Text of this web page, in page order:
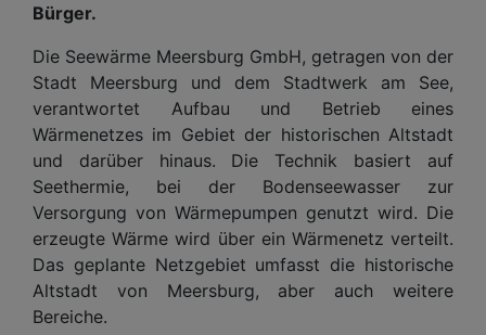
Bürger.
Die Seewärme Meersburg GmbH, getragen von der
Stadt Meersburg und dem Stadtwerk am See,
verantwortet Aufbau und Betrieb eines
Wärmenetzes im Gebiet der historischen Altstadt
und darüber hinaus. Die Technik basiert auf
Seethermie, bei der Bodenseewasser zur
Versorgung von Wärmepumpen genutzt wird. Die
erzeugte Wärme wird über ein Wärmenetz verteilt.
Das geplante Netzgebiet umfasst die historische
Altstadt von Meersburg, aber auch weitere
Bereiche.